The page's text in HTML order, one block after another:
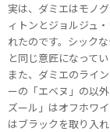
実は、ダミエはモノ
ィトンとジョルジュ
れたのです。シック
と同じ意匠になってい
また、ダミエのライ
ーの「エベヌ」の以
ズール」はオフホワ
はブラックを取り入